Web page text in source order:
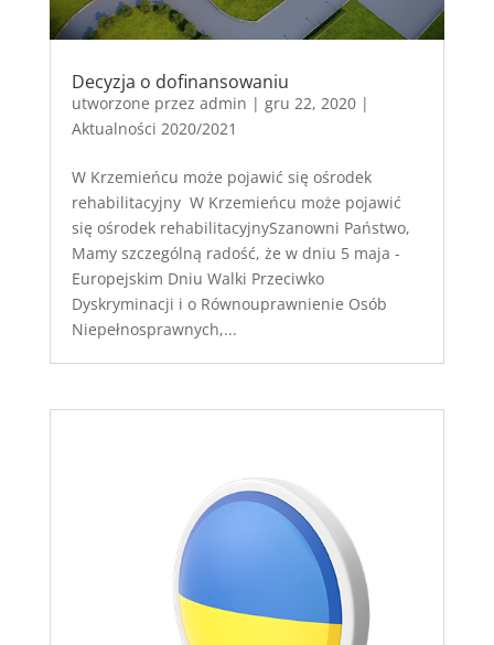
Decyzja o dofinansowaniu
utworzone przez admin | gru 22, 2020|
Aktualności 2020/2021
W Krzemieńcu może pojawić się ośrodek
rehabilitacyjny W Krzemieńcu może pojawić
się ośrodek rehabilitacyjnySzanowni Państwo,
Mamy szczególną radość, że w dniu 5 maja -
Europejskim Dniu Walki Przeciwko
Dyskryminacji i o Równouprawnienie Osób
Niepełnosprawnych,...